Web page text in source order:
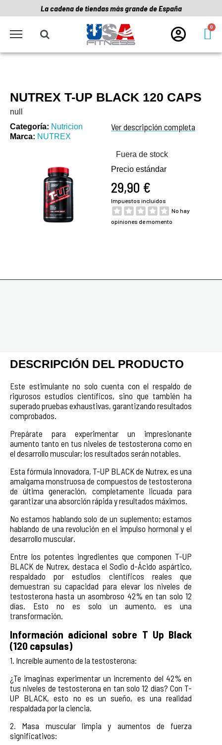
La cadena de tiendas más grande de España
NUTREX T-UP BLACK 120 CAPS
null
Categoría
Nutricion
Marca
NUTREX
Ver descripción completa
Fuera de stock
Precio estándar
29,90 €
Impuestos incluidos
No hay
opiniones de momento
DESCRIPCIÓN DEL PRODUCTO
Este estimulante no solo cuenta con el respaldo de
rigurosos estudios científicos, sino que también ha
superado pruebas exhaustivas, garantizando resultados
comprobados.
Prepárate para experimentar un impresionante
aumento tanto en tus niveles de testosterona como en
el desarrollo muscular; los resultados serán notables.
Esta fórmula innovadora, T-UP BLACK de Nutrex, es una
amalgama monstruosa de compuestos de testosterona
de última generación, completamente licuada para
garantizar una absorción rápida y resultados máximos.
No estamos hablando solo de un suplemento; estamos
hablando de una revolución en el impulso hormonal y el
desarrollo muscular.
Entre los potentes ingredientes que componen T-UP
BLACK de Nutrex, destaca el Sodio d-Ácido aspártico,
respaldado por estudios científicos reales que
demuestran su capacidad para elevar los niveles de
testosterona hasta un asombroso 42% en tan solo 12
días. Esto no es solo un aumento, es una
transformación.
Información adicional sobre T Up Black
(120 capsulas)
1. Increíble aumento de la testosterona:
¿Te imaginas experimentar un incremento del 42% en
tus niveles de testosterona en tan solo 12 días? Con T-
UP BLACK, esto no es un sueño, es una realidad
respaldada por la ciencia.
2. Masa muscular limpia y aumentos de fuerza
significativos: